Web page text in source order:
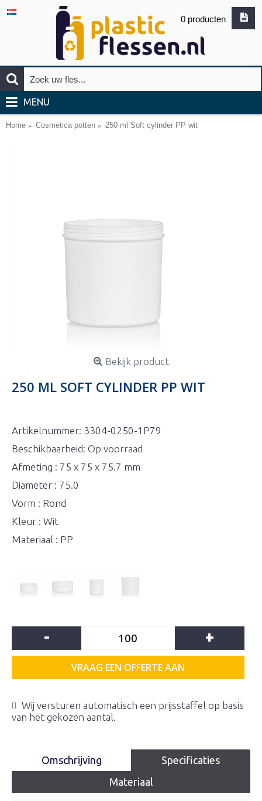
0 producten
MENU
Home Cosmetica potten 250 ml Soft cylinder PP wit
Bekijk product
250 ML SOFT CYLINDER PP WIT
Artikelnummer: 3304-0250-1P79
Beschikbaarheid: Op voorraad
Afmeting : 75 x 75 x 75.7 mm
Diameter : 75.0
Vorm : Rond
Kleur : Wit
Materiaal : PP
- +
VRAAG EEN OFFERTE AAN
Wij versturen automatisch een prijsstaffel op basis
van het gekozen aantal.
Omschrijving
Specificaties
Materiaal